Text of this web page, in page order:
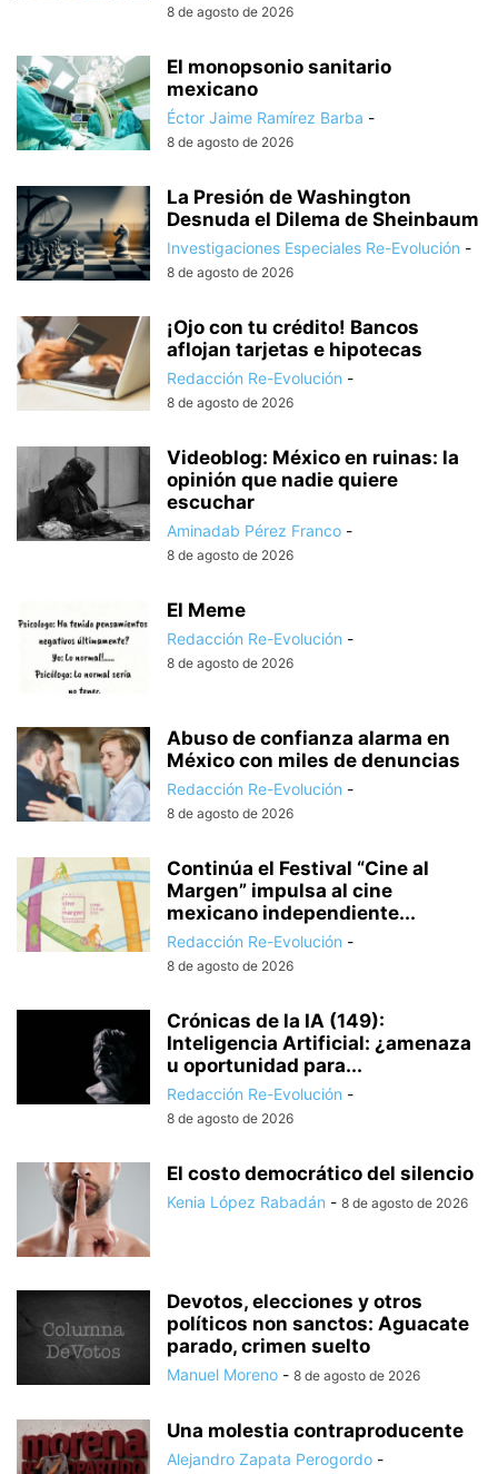
8 de agosto de 2026
El monopsonio sanitario
mexicano
Éctor Jaime Ramírez Barba -
8 de agosto de 2026
La Presión de Washington
Desnuda el Dilema de Sheinbaum
Investigaciones Especiales Re-Evolución -
8 de agosto de 2026
¡Ojo con tu crédito! Bancos
aflojan tarjetas e hipotecas
Redacción Re-Evolución -
8 de agosto de 2026
Videoblog: México en ruinas: la
opinión que nadie quiere
escuchar
Aminadab Pérez Franco -
8 de agosto de 2026
El Meme
Redacción Re-Evolución -
8 de agosto de 2026
Abuso de confianza alarma en
México con miles de denuncias
Redacción Re-Evolución -
8 de agosto de 2026
Continúa el Festival “Cine al
Margen” impulsa al cine
mexicano independiente...
Redacción Re-Evolución -
8 de agosto de 2026
Crónicas de la IA (149):
Inteligencia Artificial: ¿amenaza
u oportunidad para...
Redacción Re-Evolución -
8 de agosto de 2026
El costo democrático del silencio
Kenia López Rabadán - 8 de agosto de 2026
Devotos, elecciones y otros
políticos non sanctos: Aguacate
parado, crimen suelto
Manuel Moreno - 8 de agosto de 2026
Una molestia contraproducente
Alejandro Zapata Perogordo -